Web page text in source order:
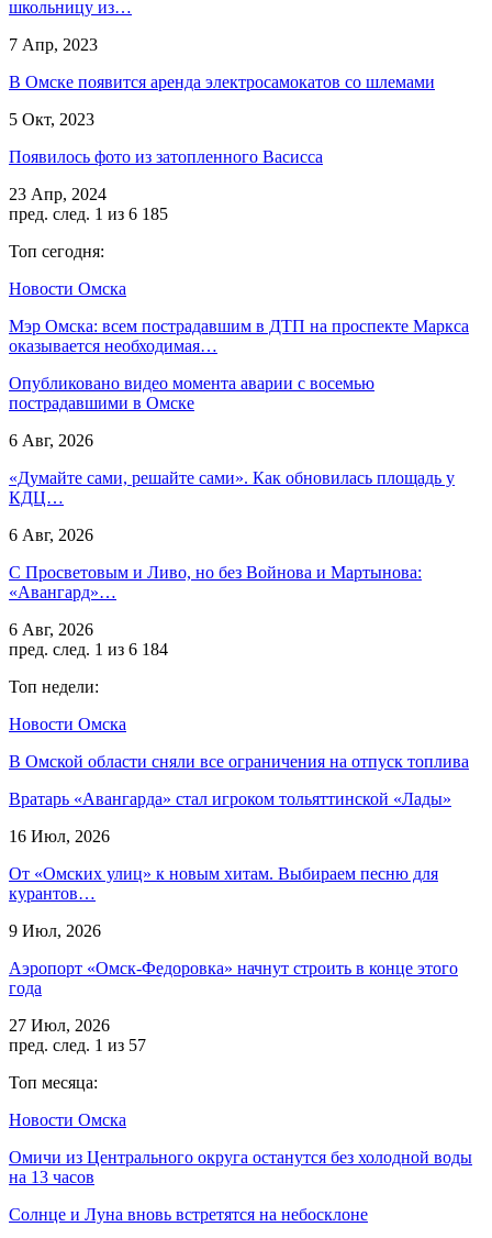
школьницу из…
7 Апр, 2023
В Омске появится аренда электросамокатов со шлемами
5 Окт, 2023
Появилось фото из затопленного Васисса
23 Апр, 2024
пред. след. 1 из 6 185
Топ сегодня:
Новости Омска
Мэр Омска: всем пострадавшим в ДТП на проспекте Маркса
оказывается необходимая…
Опубликовано видео момента аварии с восемью
пострадавшими в Омске
6 Авг, 2026
«Думайте сами, решайте сами». Как обновилась площадь у
КДЦ…
6 Авг, 2026
С Просветовым и Ливо, но без Войнова и Мартынова:
«Авангард»…
6 Авг, 2026
пред. след. 1 из 6 184
Топ недели:
Новости Омска
В Омской области сняли все ограничения на отпуск топлива
Вратарь «Авангарда» стал игроком тольяттинской «Лады»
16 Июл, 2026
От «Омских улиц» к новым хитам. Выбираем песню для
курантов…
9 Июл, 2026
Аэропорт «Омск‑Федоровка» начнут строить в конце этого
года
27 Июл, 2026
пред. след. 1 из 57
Топ месяца:
Новости Омска
Омичи из Центрального округа останутся без холодной воды
на 13 часов
Солнце и Луна вновь встретятся на небосклоне